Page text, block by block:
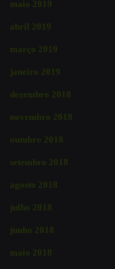
maio 2019
abril 2019
março 2019
janeiro 2019
dezembro 2018
novembro 2018
outubro 2018
setembro 2018
agosto 2018
julho 2018
junho 2018
maio 2018